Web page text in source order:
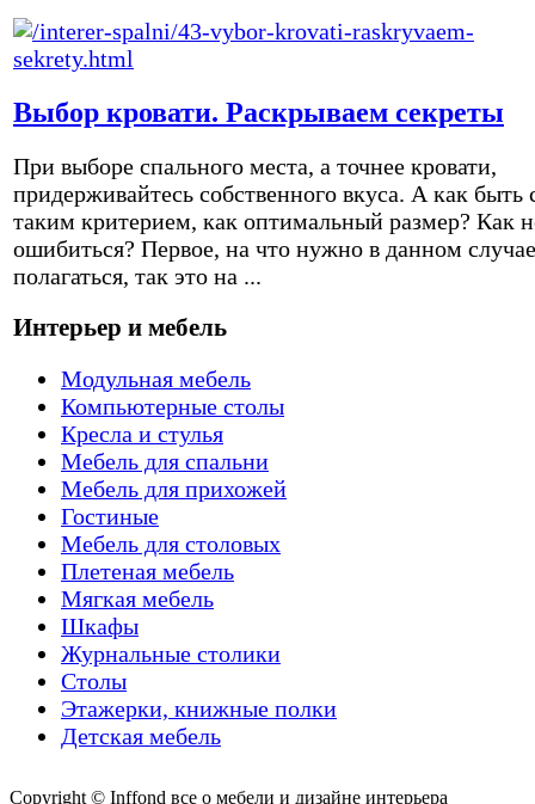
Выбор кровати. Раскрываем секреты
При выборе спального места, а точнее кровати,
придерживайтесь собственного вкуса. А как быть
таким критерием, как оптимальный размер? Как
ошибиться? Первое, на что нужно в данном случае
полагаться, так это на ...
Интерьер и мебель
Модульная мебель
Компьютерные столы
Кресла и стулья
Мебель для спальни
Мебель для прихожей
Гостиные
Мебель для столовых
Плетеная мебель
Мягкая мебель
Шкафы
Журнальные столики
Столы
Этажерки, книжные полки
Детская мебель
Copyright © Inffond все о мебели и дизайне интерьера